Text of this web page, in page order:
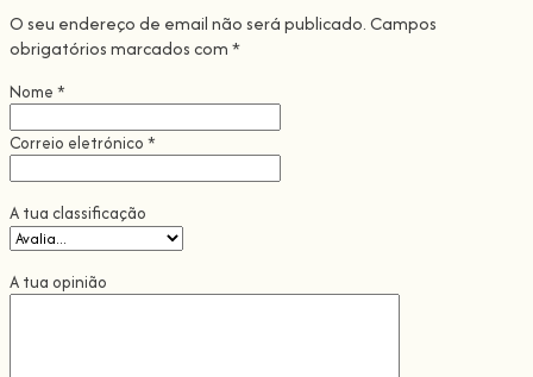
O seu endereço de email não será publicado.Campos
obrigatórios marcados com*
Nome *
Correio eletrónico *
A tua classificação
A tua opinião